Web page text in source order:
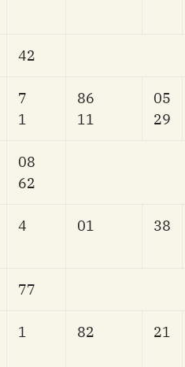
42
7
1
86
11
05
29
08
62
4 01 38
77
1 82 21